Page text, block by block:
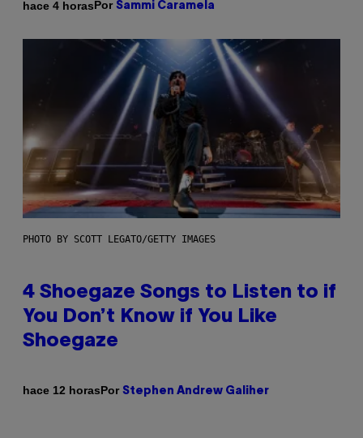
hace 4 horasPor Sammi Caramela
PHOTO BY SCOTT LEGATO/GETTY IMAGES
4 Shoegaze Songs to Listen to if
You Don’t Know if You Like
Shoegaze
hace 12 horasPor Stephen Andrew Galiher